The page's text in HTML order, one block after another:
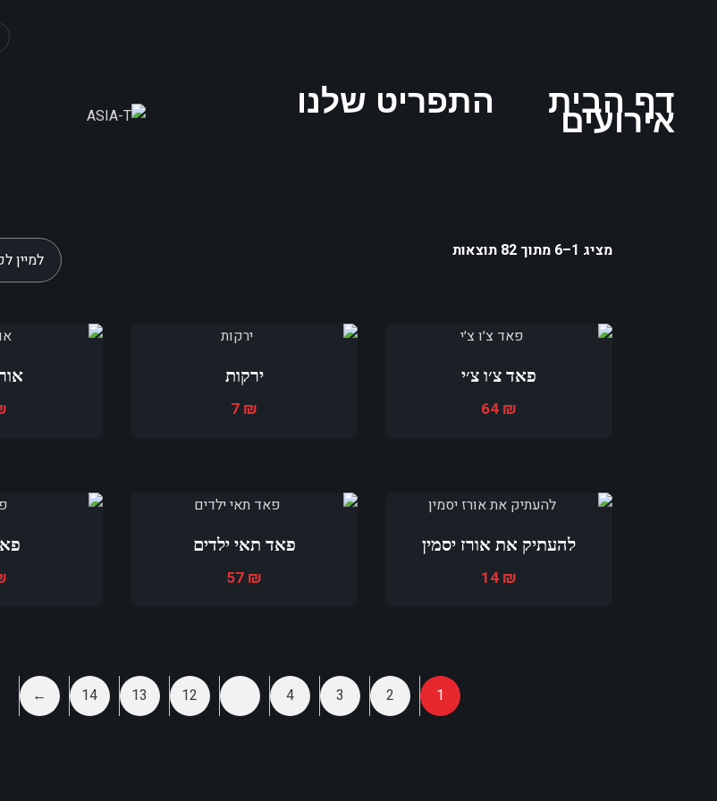
דף הבית התפריט שלנו
אירועים
מציג 1–6 מתוך 82 תוצאות
פאד צ׳ו צ׳י
64 ₪
ירקות
7 ₪
להעתיק את אורז יסמין
14 ₪
פאד תאי ילדים
57 ₪
1
2
3
4
…
12
13
14
←